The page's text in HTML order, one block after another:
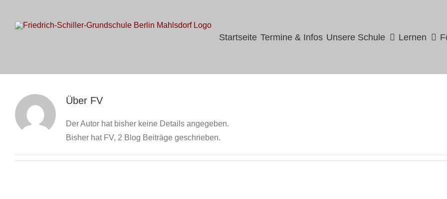
Inhalt
Startseite Termine & Infos Unsere Schule Lernen
Über FV
Der Autor hat bisher keine Details angegeben.
Bisher hat FV, 2 Blog Beiträge geschrieben.